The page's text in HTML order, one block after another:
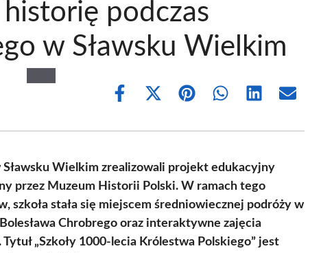
podczas
w Sławsku Wielkim
Share
Share
(Twitter)
Share Share Share Share
Wielkim zrealizowali projekt edukacyjny
przez Muzeum Historii Polski. W ramach tego
szkoła stała się miejscem średniowiecznej podróży w
Chrobrego oraz interaktywne zajęcia
„Szkoły 1000-lecia Królestwa Polskiego” jest